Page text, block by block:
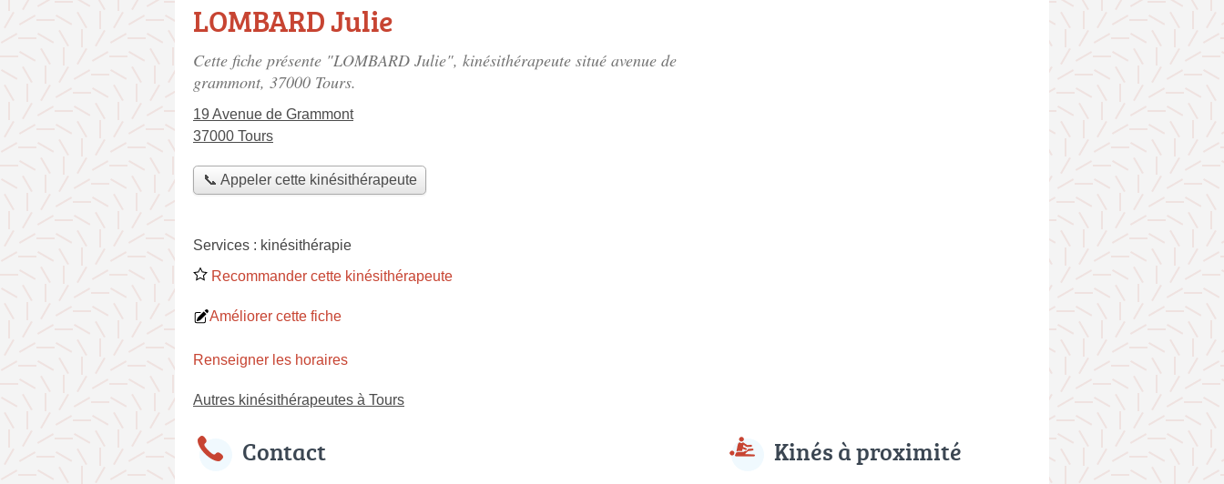
LOMBARD Julie
Cette fiche présente "LOMBARD Julie", kinésithérapeute situé avenue de
grammont, 37000 Tours.
19 Avenue de Grammont
37000 Tours
📞 Appeler cette kinésithérapeute
Services : kinésithérapie
Recommander cette kinésithérapeute
Améliorer cette fiche
Renseigner les horaires
Autres kinésithérapeutes à Tours
Contact Kinés à proximité